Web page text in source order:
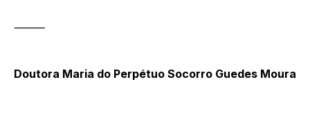
⸻
Doutora Maria do Perpétuo Socorro Guedes Moura